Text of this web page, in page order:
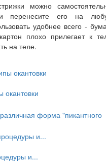
можно
перенесите его на
удобнее всего -
плохо прилегает к
на теле.
окантовки
форма "пикантного
и...